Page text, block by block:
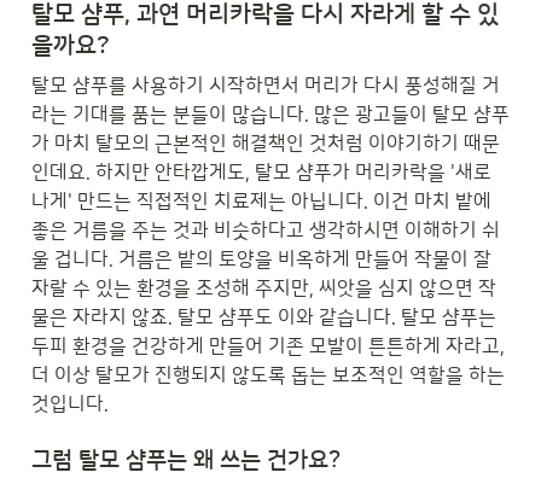
탈모 샴푸, 과연 머리카락을 다시 자라게 할 수 있
을까요?
탈모 샴푸를 사용하기 시작하면서 머리가 다시 풍성해질 거
라는 기대를 품는 분들이 많습니다. 많은 광고들이 탈모 샴푸
가 마치 탈모의 근본적인 해결책인 것처럼 이야기하기 때문
인데요. 하지만 안타깝게도, 탈모 샴푸가 머리카락을 '새로
나게' 만드는 직접적인 치료제는 아닙니다. 이건 마치 밭에
좋은 거름을 주는 것과 비슷하다고 생각하시면 이해하기 쉬
울 겁니다. 거름은 밭의 토양을 비옥하게 만들어 작물이 잘
자랄 수 있는 환경을 조성해 주지만, 씨앗을 심지 않으면 작
물은 자라지 않죠. 탈모 샴푸도 이와 같습니다. 탈모 샴푸는
두피 환경을 건강하게 만들어 기존 모발이 튼튼하게 자라고,
더 이상 탈모가 진행되지 않도록 돕는 보조적인 역할을 하는
것입니다.
그럼 탈모 샴푸는 왜 쓰는 건가요?